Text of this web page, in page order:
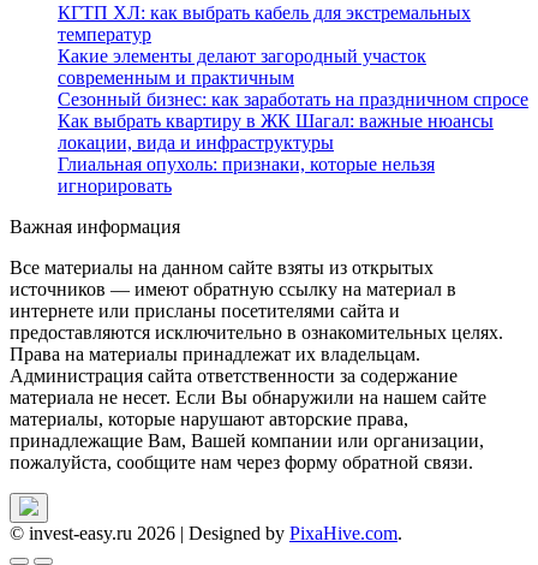
КГТП ХЛ: как выбрать кабель для экстремальных
температур
Какие элементы делают загородный участок
современным и практичным
Сезонный бизнес: как заработать на праздничном спросе
Как выбрать квартиру в ЖК Шагал: важные нюансы
локации, вида и инфраструктуры
Глиальная опухоль: признаки, которые нельзя
игнорировать
Важная информация
Все материалы на данном сайте взяты из открытых
источников — имеют обратную ссылку на материал в
интернете или присланы посетителями сайта и
предоставляются исключительно в ознакомительных целях.
Права на материалы принадлежат их владельцам.
Администрация сайта ответственности за содержание
материала не несет. Если Вы обнаружили на нашем сайте
материалы, которые нарушают авторские права,
принадлежащие Вам, Вашей компании или организации,
пожалуйста, сообщите нам через форму обратной связи.
© invest-easy.ru 2026 | Designed by PixaHive.com.